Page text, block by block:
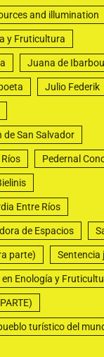
and illumination
y Fruticultura
Juana de
Julio Federik
de San Salvador
Pedernal
Entre Ríos
de Espacios
parte) Sentencia
Enología y
turístico del